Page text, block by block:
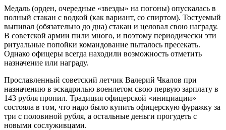
Медаль (орден, очередные «звезды» на погоны) опускалась в
полный стакан с водкой (как вариант, со спиртом). Тостуемый
выпивал (обязательно до дна) стакан и целовал свою награду.
В советской армии пили много, и поэтому периодически эти
ритуальные попойки командование пыталось пресекать.
Однако офицеры всегда находили возможность отметить
назначение или награду.
Прославленный советский летчик Валерий Чкалов при
назначению в эскадрилью военлетом свою первую зарплату в
143 рубля пропил. Традиция офицерской «инициации»
состояла в том, что надо было купить офицерскую фуражку за
три с половиной рубля, а остальные деньги прогудеть с
новыми сослуживцами.